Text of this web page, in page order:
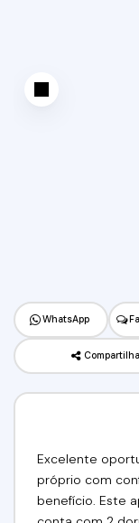
WhatsApp
Excelente
próprio com
benefício. Este